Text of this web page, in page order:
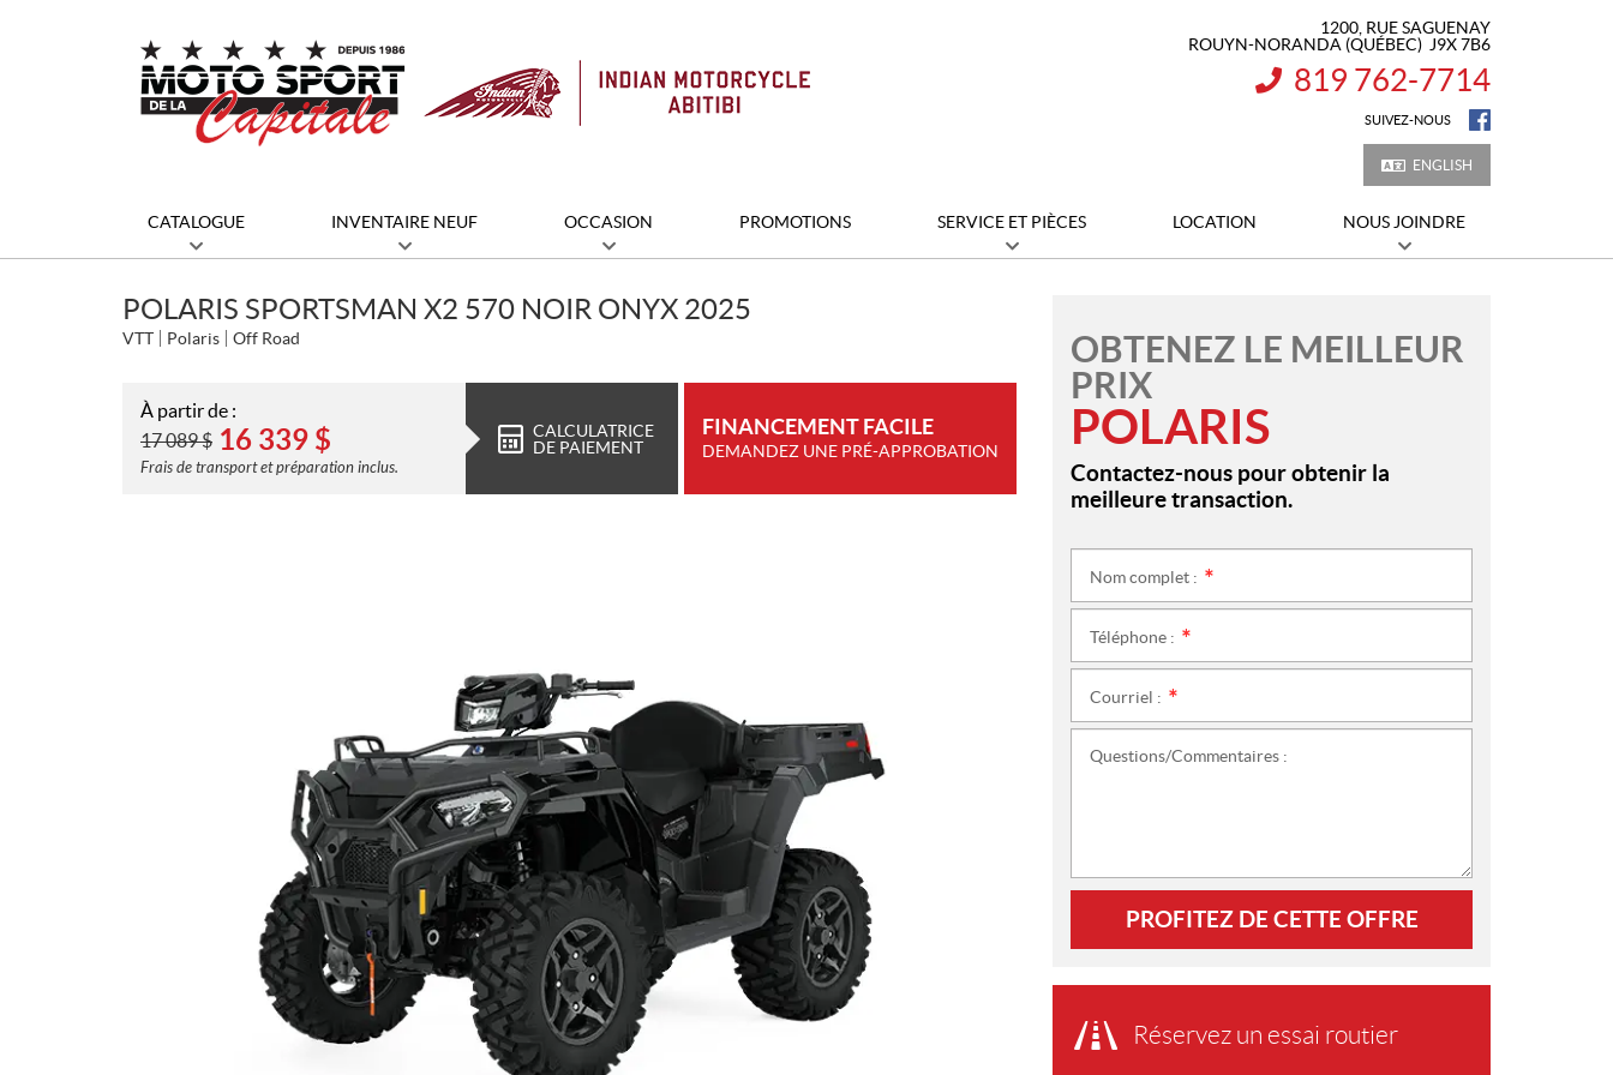
1200, RUE SAGUENAY
ROUYN-NORANDA (QUÉBEC) J9X 7B6
INFORMATION :
819 762-7714
SUIVEZ-NOUS
ENGLISH
CATALOGUE INVENTAIRE NEUF OCCASION PROMOTIONS SERVICE ET PIÈCES LOCATION NOUS JOINDRE
POLARIS SPORTSMAN X2 570 NOIR ONYX 2025
VTT Polaris Off Road
À partir de :
17 089$ 16 339 $
Frais de transport et préparation inclus.
CALCULATRICE
DE PAIEMENT
FINANCEMENT FACILE
DEMANDEZ UNE PRÉ-APPROBATION
OBTENEZ LE MEILLEUR
PRIX
POLARIS
Contactez-nous pour obtenir la
meilleure transaction.
Nom complet :
Téléphone :
Courriel :
Questions/Commentaires :
PROFITEZ DE CETTE OFFRE
Réservez un essai routier